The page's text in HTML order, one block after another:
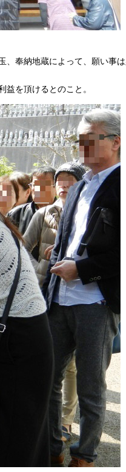
奉納地蔵によって、願い事
を頂けるとのこと。